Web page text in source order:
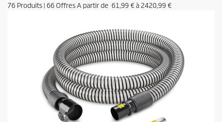
76 Produits | 66Offres A partir de 61,99 €à 2420,99 €